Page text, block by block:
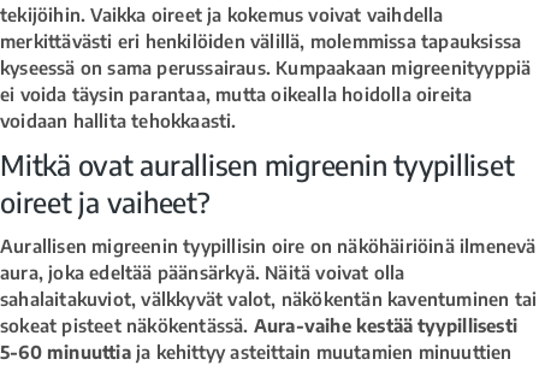
tekijöihin. Vaikka oireet ja kokemus voivat vaihdella
merkittävästi eri henkilöiden välillä, molemmissa tapauksissa
kyseessä on sama perussairaus. Kumpaakaan migreenityyppiä
ei voida täysin parantaa, mutta oikealla hoidolla oireita
voidaan hallita tehokkaasti.
Mitkä ovat aurallisen migreenin tyypilliset
oireet ja vaiheet?
Aurallisen migreenin tyypillisin oire on näköhäiriöinä ilmenevä
aura, joka edeltää päänsärkyä. Näitä voivat olla
sahalaitakuviot, välkkyvät valot, näkökentän kaventuminen tai
sokeat pisteet näkökentässä. Aura-vaihe kestää tyypillisesti
5-60 minuuttiaja kehittyy asteittain muutamien minuuttien